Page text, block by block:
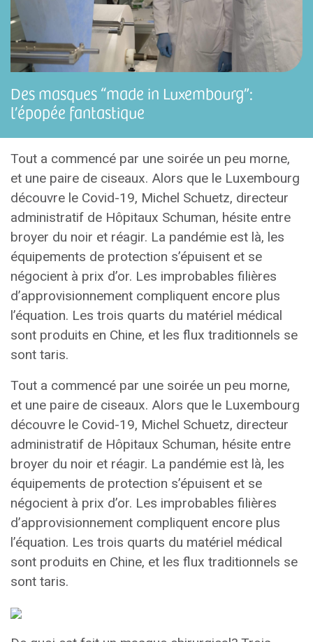
Des masques “made in Luxembourg”:
l’épopée fantastique
Tout a commencé par une soirée un peu morne,
et une paire de ciseaux. Alors que le Luxembourg
découvre le Covid-19, Michel Schuetz, directeur
administratif de Hôpitaux Schuman, hésite entre
broyer du noir et réagir. La pandémie est là, les
équipements de protection s’épuisent et se
négocient à prix d’or. Les improbables filières
d’approvisionnement compliquent encore plus
l’équation. Les trois quarts du matériel médical
sont produits en Chine, et les flux traditionnels se
sont taris.
Tout a commencé par une soirée un peu morne,
et une paire de ciseaux. Alors que le Luxembourg
découvre le Covid-19, Michel Schuetz, directeur
administratif de Hôpitaux Schuman, hésite entre
broyer du noir et réagir. La pandémie est là, les
équipements de protection s’épuisent et se
négocient à prix d’or. Les improbables filières
d’approvisionnement compliquent encore plus
l’équation. Les trois quarts du matériel médical
sont produits en Chine, et les flux traditionnels se
sont taris.